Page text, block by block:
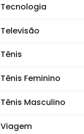
Tecnologia
Televisão
Tênis
Tênis Feminino
Tênis Masculino
Viagem